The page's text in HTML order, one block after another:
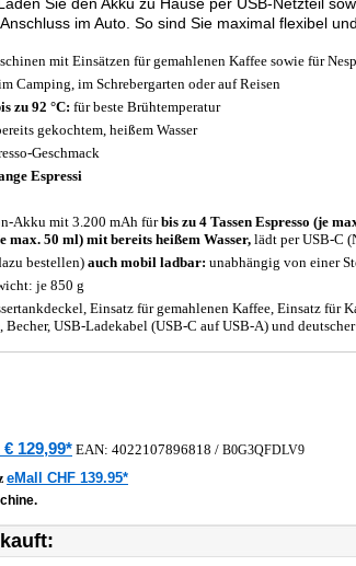
im Auto. So sind Sie maximal flexibel
mit Einsätzen für gemahlenen Kaffee sowie für
Camping, im Schrebergarten oder auf Reisen
zu 92 °C: für beste Brühtemperatur
gekochtem, heißem Wasser
Geschmack
Espressi
Akku mit 3.200 mAh fürbis zu 4 Tassen Espresso (je
max. 50 ml) mit bereits heißem Wasser, lädt per USB-C
bestellen)auch mobil ladbar: unabhängig von einer
je 850 g
Einsatz für gemahlenen Kaffee, Einsatz für
Becher, USB-Ladekabel (USB-C auf USB-A) und
129,99* EAN: 4022107896818 / B0G3QFDLV9
eMall CHF 139.95*